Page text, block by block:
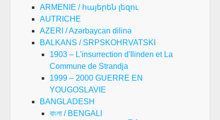
ARMENIE / հայերեն լեզու
AUTRICHE
AZERI / Azərbaycan dilinə
BALKANS / SRPSKOHRVATSKI
1903 – L'insurrection d'Ilinden et La
Commune de Strandja
1999 – 2000 GUERRE EN
YOUGOSLAVIE
BANGLADESH
বাংলা / BENGALI